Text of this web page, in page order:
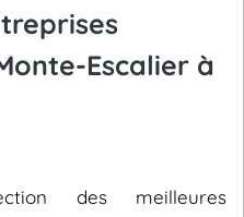
Escalier à
des meilleures